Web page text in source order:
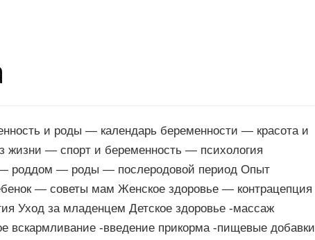
и роды — календарь беременности — красота и
— спорт и беременность — психология
роддом — роды — послеродовой период Опыт
— советы мам Женское здоровье — контрацепция
Уход за младенцем Детское здоровье -массаж
вскармливание -введение прикорма -пищевые добавки